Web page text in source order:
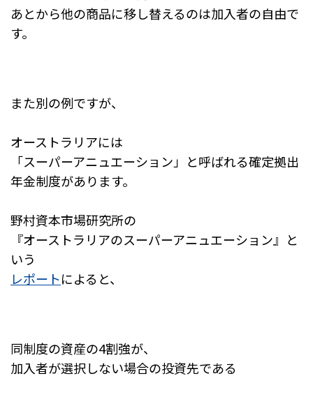
あとから他の商品に移し替えるのは加入者の自由で
す。
また別の例ですが、
オーストラリアには
「スーパーアニュエーション」と呼ばれる確定拠出
年金制度があります。
野村資本市場研究所の
『オーストラリアのスーパーアニュエーション』と
いう
レポートによると、
同制度の資産の4割強が、
加入者が選択しない場合の投資先である